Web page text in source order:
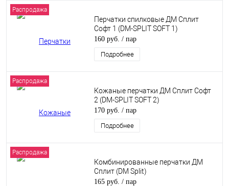
Распродажа
Перчатки спилковые ДМ Сплит
Софт 1 (DM-SPLIT SOFT 1)
160 руб. / пар
Подробнее
Распродажа
Кожаные перчатки ДМ Сплит Софт
2 (DM-SPLIT SOFT 2)
170 руб. / пар
Подробнее
Распродажа
Комбинированные перчатки ДМ
Сплит (DM Split)
165 руб. / пар